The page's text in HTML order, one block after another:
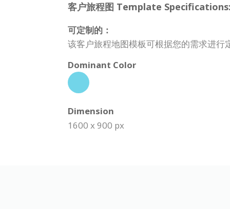
客户旅程图 Template
可定制的：
该客户旅程地图模板可根据您的需求进
Dominant Color
Dimension
1600 x 900 px